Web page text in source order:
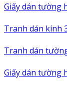
Giấy dán tường
Tranh dán kính
Tranh dán
Giấy dán tường